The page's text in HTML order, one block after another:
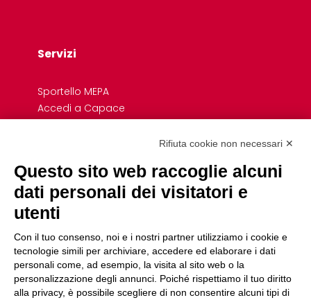
Servizi
Sportello MEPA
Accedi a Capace
Previdenza cooperativa
Convenzioni
Link Rapidi
Associazioni di Settore e Dipartimenti
Uffici
Servizio Civile
Fare cooperativa
Rifiuta cookie non necessari ✕
Questo sito web raccoglie alcuni
dati personali dei visitatori e
utenti
Con il tuo consenso, noi e i nostri partner utilizziamo i cookie e
tecnologie simili per archiviare, accedere ed elaborare i dati
personali come, ad esempio, la visita al sito web o la
personalizzazione degli annunci. Poiché rispettiamo il tuo diritto
alla privacy, è possibile scegliere di non consentire alcuni tipi di